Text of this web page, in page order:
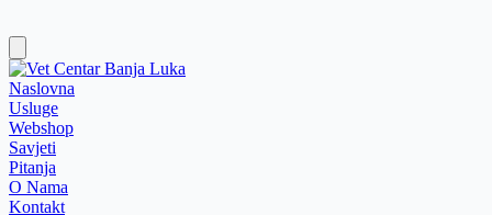
Naslovna
Usluge
Webshop
Savjeti
Pitanja
O Nama
Kontakt